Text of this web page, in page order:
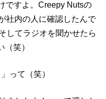
ですよ。Creepy Nutsの
社内の人に確認したんで
してラジオを聞かせたら
笑）
って（笑）